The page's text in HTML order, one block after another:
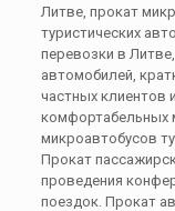
Литве, прокат
туристических
перевозки в
автомобилей,
частных клиентов
комфортабельных
микроавтобусов
Прокат
проведения
поездок. Прокат